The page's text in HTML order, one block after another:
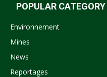
POPULAR CATEGORY
Environnement
Mines
News
Reportages